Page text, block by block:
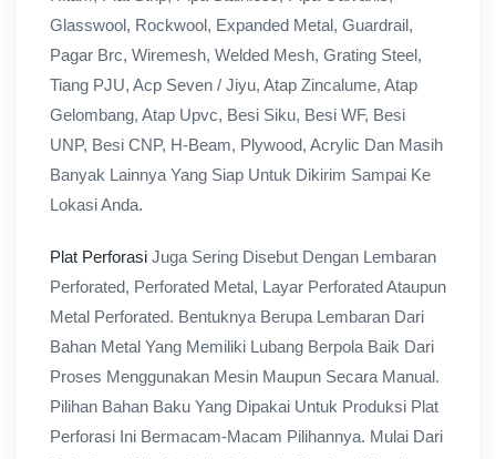
Glasswool, Rockwool, Expanded Metal, Guardrail,
Pagar Brc, Wiremesh, Welded Mesh, Grating Steel,
Tiang PJU, Acp Seven / Jiyu, Atap Zincalume, Atap
Gelombang, Atap Upvc, Besi Siku, Besi WF, Besi
UNP, Besi CNP, H-Beam, Plywood, Acrylic Dan Masih
Banyak Lainnya Yang Siap Untuk Dikirim Sampai Ke
Lokasi Anda.
Plat Perforasi Juga Sering Disebut Dengan Lembaran
Perforated, Perforated Metal, Layar Perforated Ataupun
Metal Perforated. Bentuknya Berupa Lembaran Dari
Bahan Metal Yang Memiliki Lubang Berpola Baik Dari
Proses Menggunakan Mesin Maupun Secara Manual.
Pilihan Bahan Baku Yang Dipakai Untuk Produksi Plat
Perforasi Ini Bermacam-Macam Pilihannya. Mulai Dari